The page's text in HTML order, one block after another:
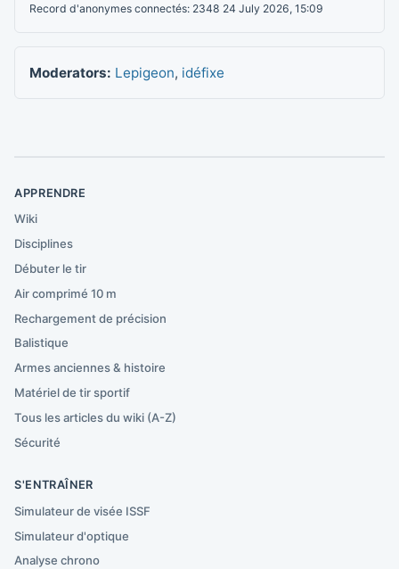
Record d'anonymes connectés: 2348 24 July 2026, 15:09
Moderators: Lepigeon, idéfixe
APPRENDRE
Wiki
Disciplines
Débuter le tir
Air comprimé 10 m
Rechargement de précision
Balistique
Armes anciennes & histoire
Matériel de tir sportif
Tous les articles du wiki (A-Z)
Sécurité
S'ENTRAÎNER
Simulateur de visée ISSF
Simulateur d'optique
Analyse chrono